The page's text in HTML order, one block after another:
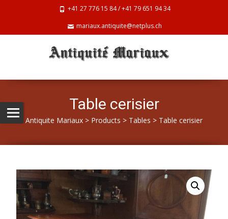
+41 27 776 15 84 / +41 79 651 94 34
mariaux.antiquite@netplus.ch
Table cerisier
Antiquite Mariaux > Products > Tables > Table cerisier